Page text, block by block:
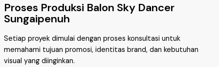
Proses Produksi Balon Sky Dancer
Sungaipenuh
Setiap proyek dimulai dengan proses konsultasi untuk
memahami tujuan promosi, identitas brand, dan kebutuhan
visual yang diinginkan.